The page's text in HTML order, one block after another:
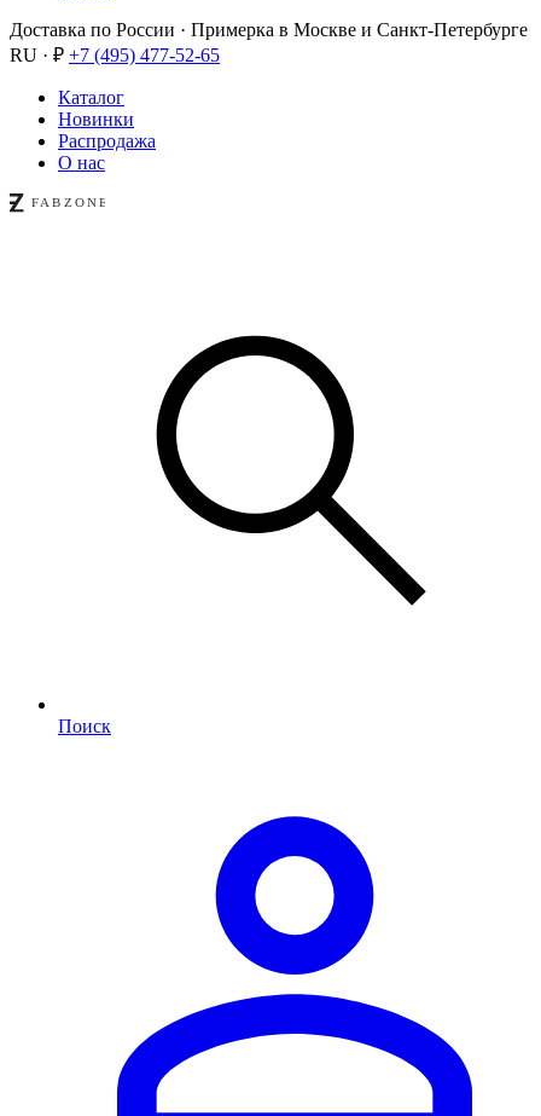
Доставка по России · Примерка в Москве и Санкт-Петербурге
RU · ₽ +7 (495) 477-52-65
Каталог
Новинки
Распродажа
О нас
Поиск